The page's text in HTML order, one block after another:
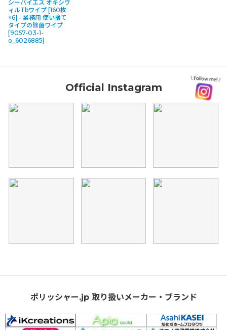
シーバイエス オキシヴ
ィルTbワイプ [160枚
×6] - 業務用 使い捨て
タイプの除菌ワイプ
[9057-03-1-
o_6026885]
Official Instagram
ポリッシャー.jp 取り扱いメーカー・ブランド